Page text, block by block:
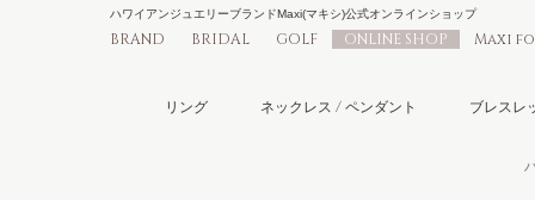
BRAND BRIDAL GOLF ONLINE SHOP Maxi
ハワイアンジュエリーブランドMaxi(マキシ)公式オンラインショップ
リング ネックレス / ペンダント ブレスレ